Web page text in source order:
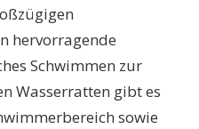
hervorragende
Schwimmen zur
Wasserratten gibt es
sowie